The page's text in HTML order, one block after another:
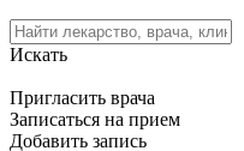
Искать
Пригласить врача
Записаться на прием
Добавить запись